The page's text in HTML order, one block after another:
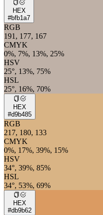
HEX
#bfb1a7
RGB
191, 177, 167
CMYK
0%, 7%, 13%, 25%
HSV
25°, 13%, 75%
HSL
25°, 16%, 70%
HEX
#d9b485
RGB
217, 180, 133
CMYK
0%, 17%, 39%, 15%
HSV
34°, 39%, 85%
HSL
34°, 53%, 69%
HEX
#db9b62